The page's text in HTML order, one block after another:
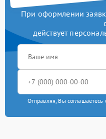
При оформлении
действует
Отправляя, Вы соглашаетесь